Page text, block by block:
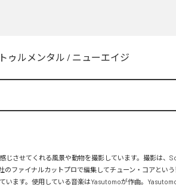
ゥルメンタル / ニューエイジ
じさせてくれる風景や動物を撮影しています。撮影は、
ファイナルカットプロで編集してチューン・コアとい
います。使用している音楽はYasutomoが作曲。